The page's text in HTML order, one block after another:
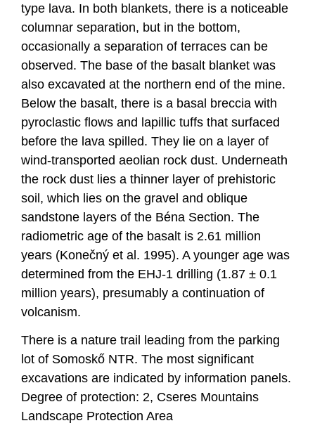
type lava. In both blankets, there is a noticeable
columnar separation, but in the bottom,
occasionally a separation of terraces can be
observed. The base of the basalt blanket was
also excavated at the northern end of the mine.
Below the basalt, there is a basal breccia with
pyroclastic flows and lapillic tuffs that surfaced
before the lava spilled. They lie on a layer of
wind-transported aeolian rock dust. Underneath
the rock dust lies a thinner layer of prehistoric
soil, which lies on the gravel and oblique
sandstone layers of the Béna Section. The
radiometric age of the basalt is 2.61 million
years (Konečný et al. 1995). A younger age was
determined from the EHJ-1 drilling (1.87 ± 0.1
million years), presumably a continuation of
volcanism.
There is a nature trail leading from the parking
lot of Somoskő NTR. The most significant
excavations are indicated by information panels.
Degree of protection: 2, Cseres Mountains
Landscape Protection Area